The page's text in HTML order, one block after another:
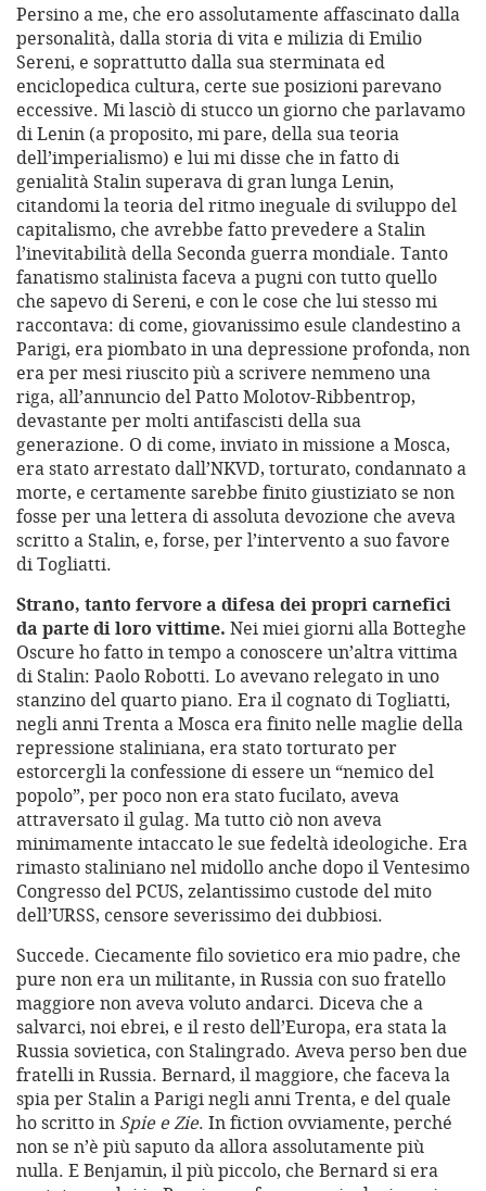
Persino a me, che ero assolutamente affascinato dalla
personalità, dalla storia di vita e milizia di Emilio
Sereni, e soprattutto dalla sua sterminata ed
enciclopedica cultura, certe sue posizioni parevano
eccessive. Mi lasciò di stucco un giorno che parlavamo
di Lenin (a proposito, mi pare, della sua teoria
dell’imperialismo) e lui mi disse che in fatto di
genialità Stalin superava di gran lunga Lenin,
citandomi la teoria del ritmo ineguale di sviluppo del
capitalismo, che avrebbe fatto prevedere a Stalin
l’inevitabilità della Seconda guerra mondiale. Tanto
fanatismo stalinista faceva a pugni con tutto quello
che sapevo di Sereni, e con le cose che lui stesso mi
raccontava: di come, giovanissimo esule clandestino a
Parigi, era piombato in una depressione profonda, non
era per mesi riuscito più a scrivere nemmeno una
riga, all’annuncio del Patto Molotov-Ribbentrop,
devastante per molti antifascisti della sua
generazione. O di come, inviato in missione a Mosca,
era stato arrestato dall’NKVD, torturato, condannato a
morte, e certamente sarebbe finito giustiziato se non
fosse per una lettera di assoluta devozione che aveva
scritto a Stalin, e, forse, per l’intervento a suo favore
di Togliatti.
Strano, tanto fervore a difesa dei propri carnefici
da parte di loro vittime. Nei miei giorni alla Botteghe
Oscure ho fatto in tempo a conoscere un’altra vittima
di Stalin: Paolo Robotti. Lo avevano relegato in uno
stanzino del quarto piano. Era il cognato di Togliatti,
negli anni Trenta a Mosca era finito nelle maglie della
repressione staliniana, era stato torturato per
estorcergli la confessione di essere un “nemico del
popolo”, per poco non era stato fucilato, aveva
attraversato il gulag. Ma tutto ciò non aveva
minimamente intaccato le sue fedeltà ideologiche. Era
rimasto staliniano nel midollo anche dopo il Ventesimo
Congresso del PCUS, zelantissimo custode del mito
dell’URSS, censore severissimo dei dubbiosi.
Succede. Ciecamente filo sovietico era mio padre, che
pure non era un militante, in Russia con suo fratello
maggiore non aveva voluto andarci. Diceva che a
salvarci, noi ebrei, e il resto dell’Europa, era stata la
Russia sovietica, con Stalingrado. Aveva perso ben due
fratelli in Russia. Bernard, il maggiore, che faceva la
spia per Stalin a Parigi negli anni Trenta, e del quale
ho scritto in Spie e Zie. In fiction ovviamente, perché
non se n’è più saputo da allora assolutamente più
nulla. E Benjamin, il più piccolo, che Bernard si era